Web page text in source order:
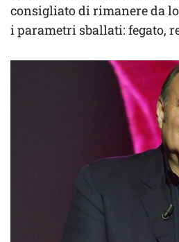
consigliato di rimanere da
i parametri sballati: fegato,